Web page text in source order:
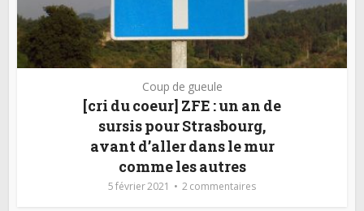
Coup de gueule
[cri du coeur] ZFE : un an de
sursis pour Strasbourg,
avant d’aller dans le mur
comme les autres
5 février 2021 2 commentaires